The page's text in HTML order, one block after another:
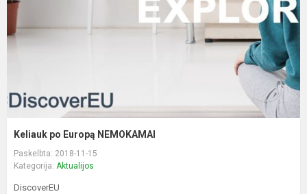
Keliauk po Europą NEMOKAMAI
Paskelbta: 2018-11-15
Kategorija: Aktualijos
DiscoverEU